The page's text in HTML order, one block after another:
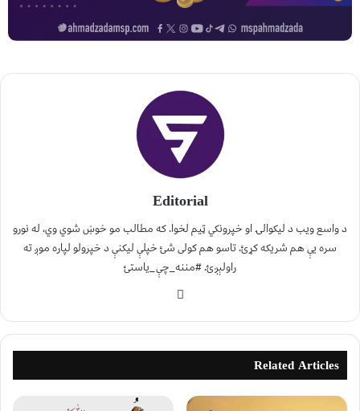
Editorial
د واسع ویب د لیکوالۍ او خپرونکي ټیم لخوا. که مطالب مو خوښ شوي وي، له نورو
سره یې هم شریکه کړئ. تاسو هم کولی شئ خپلې لیکنې د خپرولو لپاره موږ ته
راولېږئ. #مننه_چې_یاستئ
Related Articles